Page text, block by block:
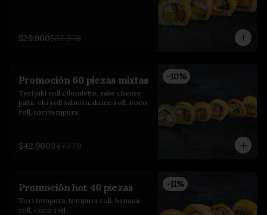
$29.900$32.370
-10%
Promoción 60 piezas mixtas
Teriyaki roll ciboulette, sake cheese
palta, ebi roll salmón,skime roll, coco
roll, tori tempura.
$42.900$47.770
-11%
Promoción hot 40 piezas
Tori tempura, tempura roll, banana
roll, coco roll.